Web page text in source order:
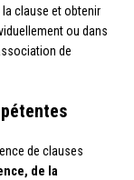
clause et obtenir
ou dans
de
de clauses
de la